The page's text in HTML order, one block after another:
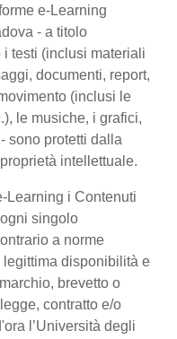
e-Learning
- a titolo
testi (inclusi materiali
documenti, report,
(inclusi le
le musiche, i grafici,
sono protetti dalla
intellettuale.
Learning i Contenuti
singolo
a norme
disponibilità e
brevetto o
contratto e/o
l’Università degli